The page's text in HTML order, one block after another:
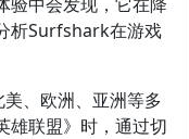
析Surfshark在游戏
、欧洲、亚洲等多
雄联盟》时，通过切